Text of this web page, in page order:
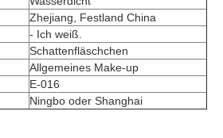
Zhejiang, Festland China
- Ich weiß.
Schattenfläschchen
Allgemeines Make-up
E-016
Ningbo oder Shanghai